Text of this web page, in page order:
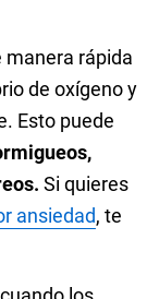
manera rápida
de oxígeno y
Esto puede
Si quieres
ansiedad, te